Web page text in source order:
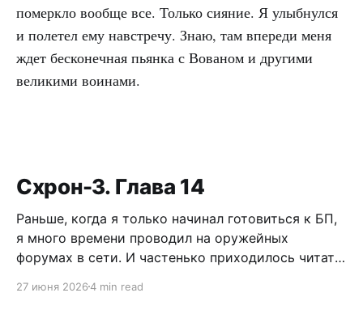
померкло вообще все. Только сияние. Я улыбнулся
и полетел ему навстречу. Знаю, там впереди меня
ждет бесконечная пьянка с Вованом и другими
великими воинами.
Схрон-3. Глава 14
Раньше, когда я только начинал готовиться к БП,
я много времени проводил на оружейных
форумах в сети. И частенько приходилось читать
короткоствола и нужно ли это в России. Как
27 июня 20264 min read